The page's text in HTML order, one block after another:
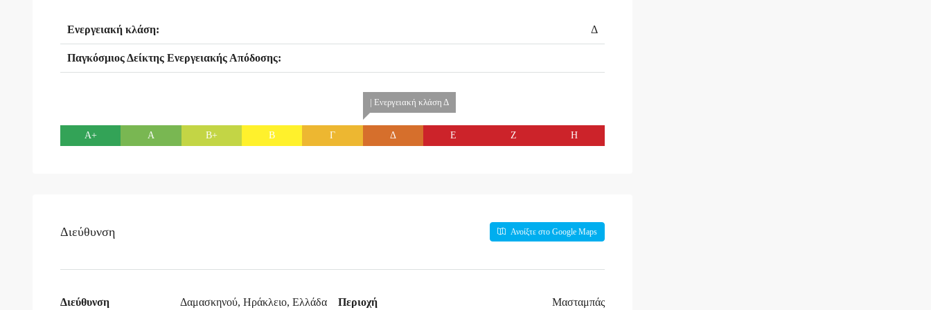
Ενεργειακή κλάση: Δ
Παγκόσμιος Δείκτης Ενεργειακής Απόδοσης:
Α+ Α Β+ Β Γ
| Ενεργειακή κλάση Δ
Δ Ε Ζ Η
Διεύθυνση Ανοίξτε στο Google Maps
Διεύθυνση Δαμασκηνού, Ηράκλειο, Ελλάδα Περιοχή Μασταμπάς